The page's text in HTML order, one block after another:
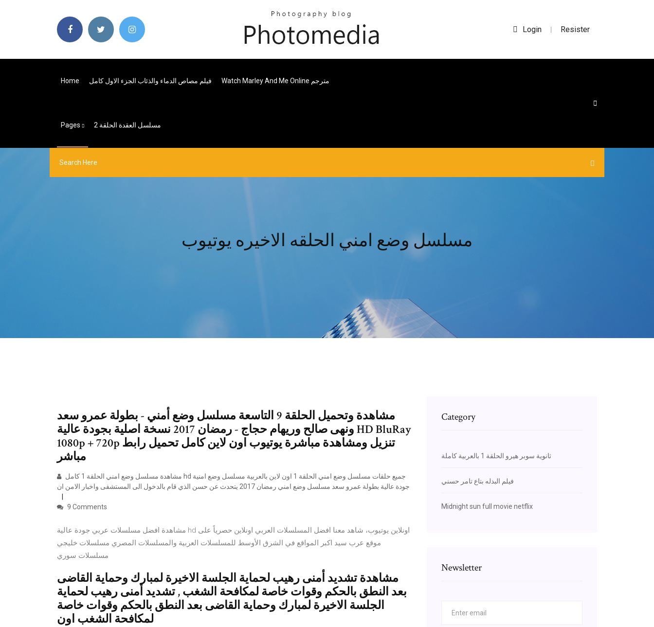
Login | Resister
Home فيلم مصاص الدماء والذئاب الجزء الاول كامل Watch Marley And Me Online مترجم
Pages مسلسل العقدة الحلقة 2
مسلسل وضع امني الحلقه الاخيره يوتيوب
مشاهدة وتحميل الحلقة 9 التاسعة مسلسل وضع أمني - بطولة عمرو سعد
ونهى صالح وريهام حجاج - رمضان 2017 نسخة اصلية بجودة عالية HD BluRay
1080p + 720p تنزيل ومشاهدة مباشرة يوتيوب اون لاين كامل تحميل رابط
مباشر
جودة عالية بطولة عمرو سعد مسلسل وضع امني رمضان 2017 يتحدث عن حسن الذي قام بالدخول الى المستشفى واخبار الامن ان
9 Comments
مشاهدة افضل مسلسلات عربي جودة عالية hd اونلاين يوتيوب، شاهد معنا افضل المسلسلات العربي اونلاين حصرياً على
موقع عرب سيد اكبر المواقع في الشرق الأوسط للمسلسلات العربية والمسلسلات المصري مسلسلات خليجي
مسلسلات سوري
مشاهدة تشديد أمنى رهيب لحماية الجلسة الاخيرة لمبارك وحماية القاضى
بعد النطق بالحكم وقوات خاصة لمكافحة الشغب , تشديد أمنى رهيب لحماية
الجلسة الاخيرة لمبارك وحماية القاضى بعد النطق بالحكم وقوات خاصة
لمكافحة الشغب اون
Category
ثانوية سوبر هيرو الحلقة 1 بالعربية كاملة
فيلم البدله بتاع تامر حسني
Midnight sun full movie netflix
Newsletter